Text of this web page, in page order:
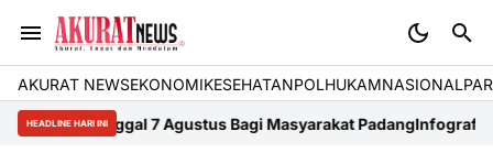
AKURAT NEWSEKONOMIKESEHATANPOLHUKAMNASIONAL
HEADLINE HARI INI
7 Agustus Bagi Masyarakat PadangInfografis Peristiwa di